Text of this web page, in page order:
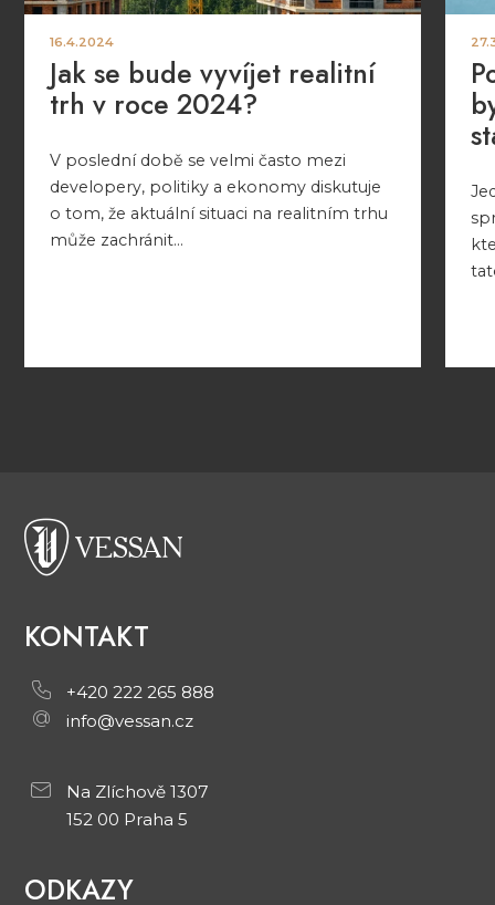
16.4.2024
Jak se bude vyvíjet realitní
trh v roce 2024?
V poslední době se velmi často mezi
developery, politiky a ekonomy diskutuje
o tom, že aktuální situaci na realitním trhu
může zachránit...
KONTAKT
+420 222 265 888
info@vessan.cz
Na Zlíchově 1307
152 00 Praha 5
ODKAZY